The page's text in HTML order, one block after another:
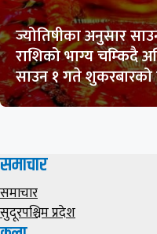
ज्योतिषीका अनुसार
राशिको भाग्य चम्किदै
साउन १ गते
समाचार
समाचार
सुदूरपश्चिम प्रदेश